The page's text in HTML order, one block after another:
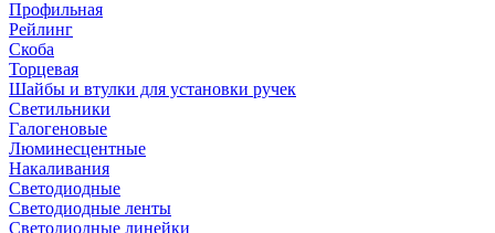
Профильная
Рейлинг
Скоба
Торцевая
Шайбы и втулки для установки ручек
Светильники
Галогеновые
Люминесцентные
Накаливания
Светодиодные
Светодиодные ленты
Светодиодные линейки